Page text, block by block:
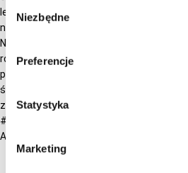
zgody
Niezbędne
Preferencje
Statystyka
Marketing
Atelier MJM — etniczny pierścionek z